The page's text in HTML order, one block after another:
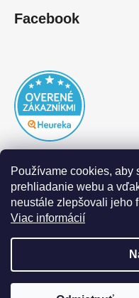
Používame cookies, aby
prehliadanie webu a
neustále zlepšovali jeho
Viac informácií
Facebook